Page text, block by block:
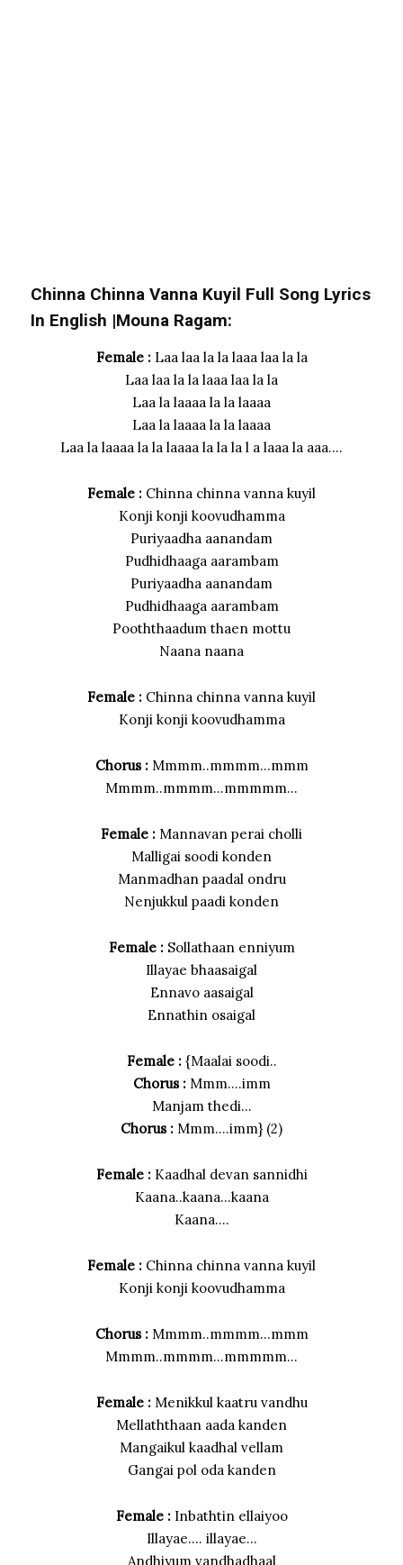
Chinna Chinna Vanna Kuyil Full Song Lyrics
In English |Mouna Ragam:
Female :Laa laa la la laaa laa la la
Laa laa la la laaa laa la la
Laa la laaaa la la laaaa
Laa la laaaa la la laaaa
Laa la laaaa la la laaaa la la la l a laaa la aaa….
Female : Chinna chinna vanna kuyil
Konji konji koovudhamma
Puriyaadha aanandam
Pudhidhaaga aarambam
Puriyaadha aanandam
Pudhidhaaga aarambam
Pooththaadum thaen mottu
Naana naana
Female : Chinna chinna vanna kuyil
Konji konji koovudhamma
Chorus :Mmmm..mmmm…mmm
Mmmm..mmmm…mmmmm…
Female : Mannavan perai cholli
Malligai soodi konden
Manmadhan paadal ondru
Nenjukkul paadi konden
Female :Sollathaan enniyum
Illayae bhaasaigal
Ennavo aasaigal
Ennathin osaigal
Female :{Maalai soodi..
Chorus :Mmm….imm
Manjam thedi…
Chorus : Mmm….imm} (2)
Female :Kaadhal devan sannidhi
Kaana..kaana…kaana
Kaana….
Female : Chinna chinna vanna kuyil
Konji konji koovudhamma
Chorus :Mmmm..mmmm…mmm
Mmmm..mmmm…mmmmm…
Female :Menikkul kaatru vandhu
Mellaththaan aada kanden
Mangaikul kaadhal vellam
Gangai pol oda kanden
Female :Inbathtin ellaiyoo
Illayae…. illayae…
Andhiyum vandhadhaal